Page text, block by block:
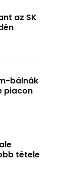
az SK
bálnák
piacon
tétele